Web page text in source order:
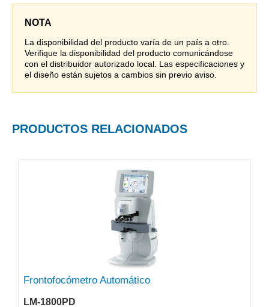
NOTA
La disponibilidad del producto varía de un país a otro.
Verifique la disponibilidad del producto comunicándose
con el distribuidor autorizado local. Las especificaciones y
el diseño están sujetos a cambios sin previo aviso.
PRODUCTOS RELACIONADOS
Frontofocómetro Automático
LM-1800PD